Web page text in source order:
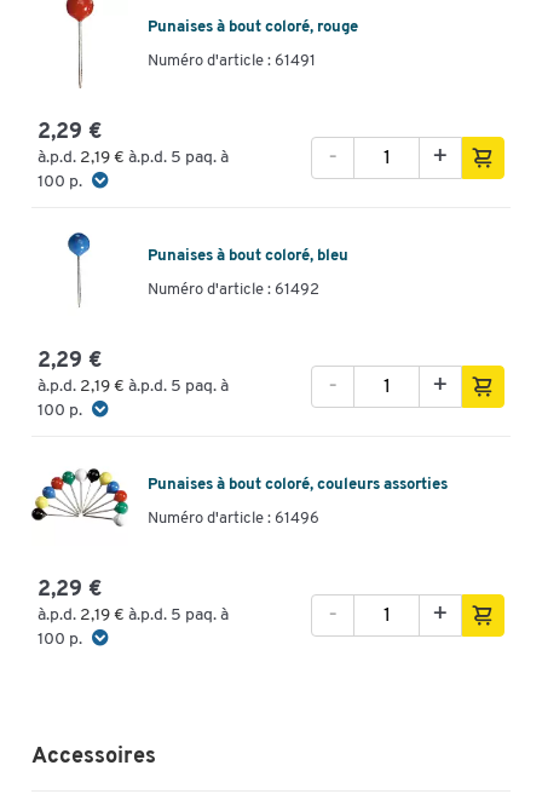
Punaises à bout coloré, rouge
Numéro d'article : 61491
2,29 €
à.p.d. 2,19 € à.p.d. 5 paq. à
100 p.
+
-
Punaises à bout coloré, bleu
Numéro d'article : 61492
2,29 €
à.p.d. 2,19 € à.p.d. 5 paq. à
100 p.
+
-
Punaises à bout coloré, couleurs assorties
Numéro d'article : 61496
2,29 €
à.p.d. 2,19 € à.p.d. 5 paq. à
100 p.
+
-
Accessoires